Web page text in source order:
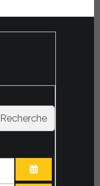
Recherche